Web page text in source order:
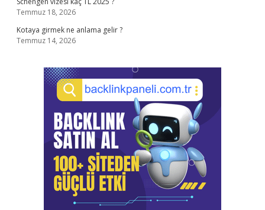
Temmuz 18, 2026
Kotaya girmek ne anlama gelir ?
Temmuz 14, 2026